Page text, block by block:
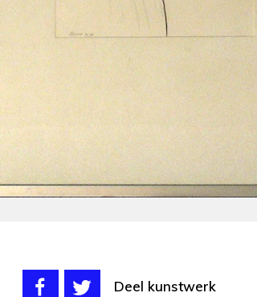
Deel kunstwerk